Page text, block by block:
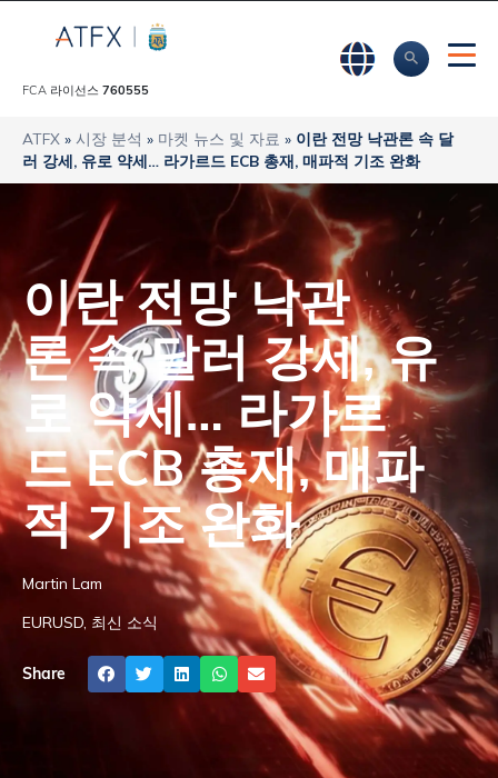
FCA 라이선스 760555
ATFX » 시장 분석 » 마켓 뉴스 및 자료 » 이란 전망 낙관론 속 달
러 강세, 유로 약세… 라가르드 ECB 총재, 매파적 기조 완화
이란 전망 낙관
론 속 달러 강세, 유
로 약세… 라가르
드 ECB 총재, 매파
적 기조 완화
Martin Lam
EURUSD 최신 소식
Share